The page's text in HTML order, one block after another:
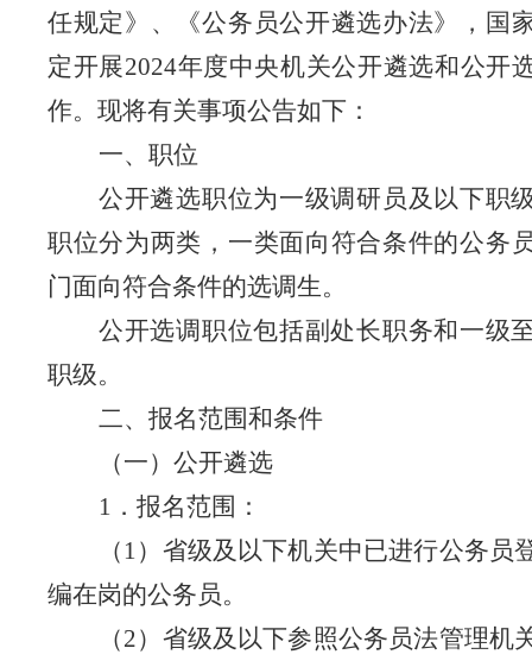
任规定》、《公务员公开遴选办法》，国
定开展2024年度中央机关公开遴选和公开
作。现将有关事项公告如下：
一、职位
公开遴选职位为一级调研员及以下职
职位分为两类，一类面向符合条件的公务
门面向符合条件的选调生。
公开选调职位包括副处长职务和一级
职级。
二、报名范围和条件
（一）公开遴选
1 ．报名范围：
（ 1）省级及以下机关中已进行公务员
编在岗的公务员。
（2）省级及以下参照公务员法管理机